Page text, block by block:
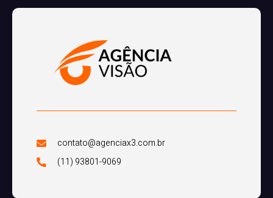
contato@agenciax3.com.br
(11) 93801-9069